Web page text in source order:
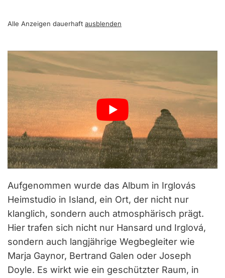
Alle Anzeigen dauerhaft ausblenden
Aufgenommen wurde das Album in Irglovás
Heimstudio in Island, ein Ort, der nicht nur
klanglich, sondern auch atmosphärisch prägt.
Hier trafen sich nicht nur Hansard und Irglová,
sondern auch langjährige Wegbegleiter wie
Marja Gaynor, Bertrand Galen oder Joseph
Doyle. Es wirkt wie ein geschützter Raum, in